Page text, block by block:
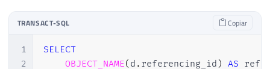
TRANSACT-SQL Copiar
1
2
SELECT
OBJECT_NAME( d . referencing_id ) AS